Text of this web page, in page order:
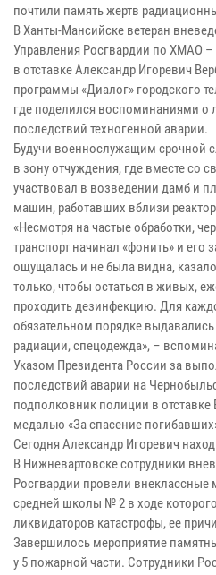
почтили память жертв
В Ханты-Мансийске ветеран
Управления Росгвардии по ХМАО
в отставке Александр Игоревич
программы «Диалог» городского
где поделился воспоминаниями о
последствий техногенной аварии.
Будучи военнослужащим срочной
в зону отчуждения, где вместе со
участвовал в возведении дамб и
машин, работавших вблизи
«Несмотря на частые обработки,
транспорт начинал «фонить» и
ощущалась и не была видна,
только, чтобы остаться в живых,
проходить дезинфекцию. Для
обязательном порядке
радиации, спецодежда», –
Указом Президента России за
последствий аварии на
подполковник полиции в
медалью «За спасение
Сегодня Александр Игоревич
В Нижневартовске сотрудники
Росгвардии провели внеклассные
средней школы № 2 в ходе
ликвидаторов катастрофы, ее
Завершилось мероприятие
у 5 пожарной части. Сотрудники